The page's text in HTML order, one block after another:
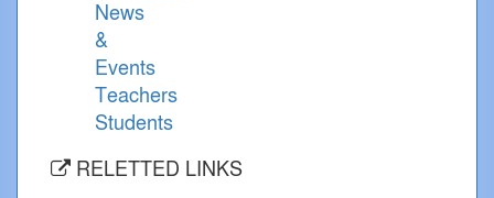
News
&
Events
Teachers
Students
RELETTED LINKS